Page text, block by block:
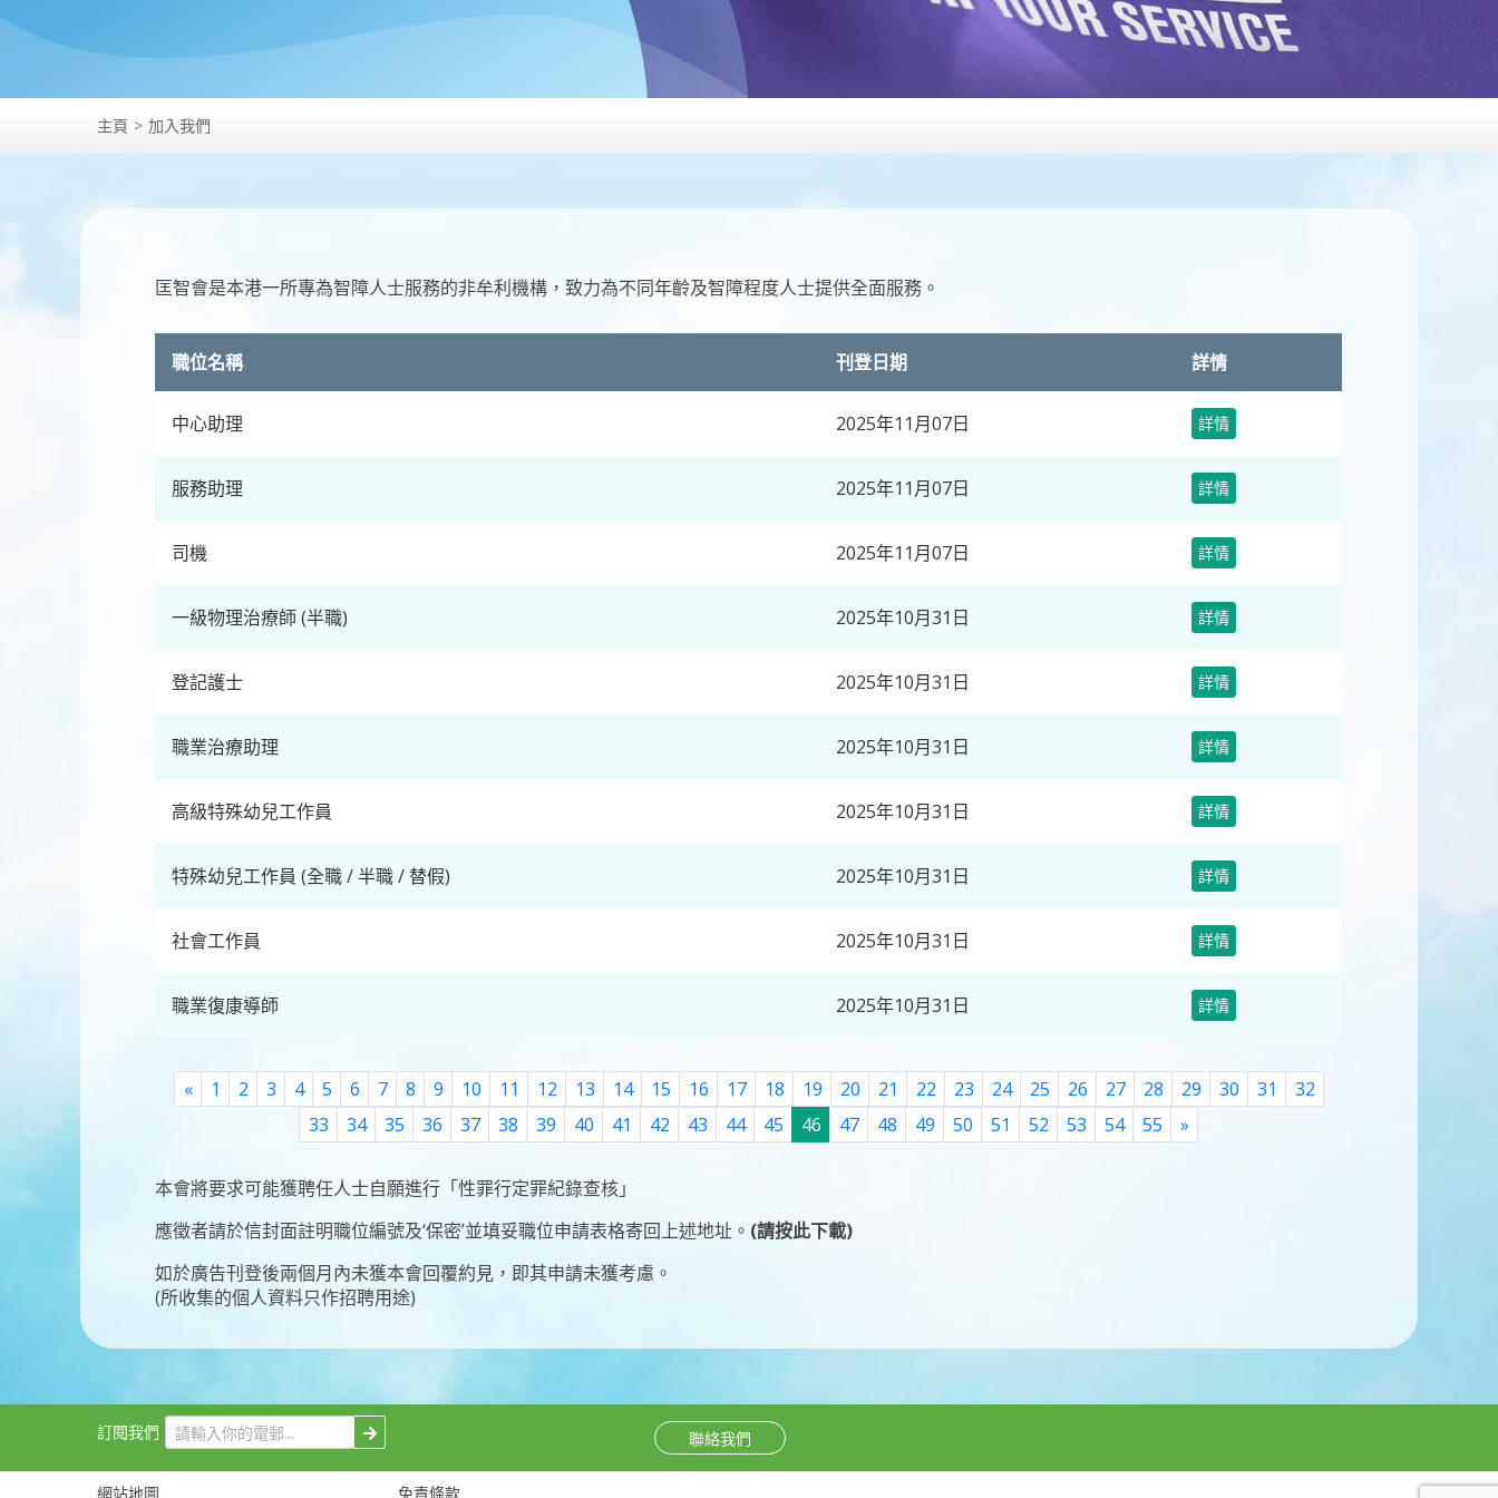
主頁 加入我們
匡智會是本港一所專為智障人士服務的非牟利機構，致力為不同年齡及智障程度人士提供全面服務。
職位名稱 刊登日期 詳情
中心助理 2025年11月07日 詳情
服務助理 2025年11月07日 詳情
司機 2025年11月07日 詳情
一級物理治療師 (半職) 2025年10月31日 詳情
登記護士 2025年10月31日 詳情
職業治療助理 2025年10月31日 詳情
高級特殊幼兒工作員 2025年10月31日 詳情
特殊幼兒工作員 (全職 / 半職 / 替假) 2025年10月31日 詳情
社會工作員 2025年10月31日 詳情
職業復康導師 2025年10月31日 詳情
«Previous
1 2 3 4 5 6 7 8 9 10 11 12 13 14 15 16 17 18 19 20 21 22 23 24 25 26 27 28 29 30 31
32
33
34 35 36 37 38 39 40 41 42 43 44 45 46 47 48 49 50 51 52 53 54 55 »Next
本會將要求可能獲聘任人士自願進行「性罪行定罪紀錄查核」
應徵者請於信封面註明職位編號及‘保密’並填妥職位申請表格寄回上述地址。 (請按此下載)
如於廣告刊登後兩個月內未獲本會回覆約見，即其申請未獲考慮。
(所收集的個人資料只作招聘用途)
訂閱我們 聯絡我們
網站地圖 免責條款